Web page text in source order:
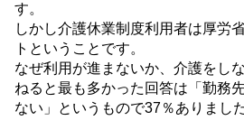
す。
しかし介護休業制度利用者は厚労
トということです。
なぜ利用が進まないか、介護をし
ねると最も多かった回答は「勤務
ない」というもので37％ありました